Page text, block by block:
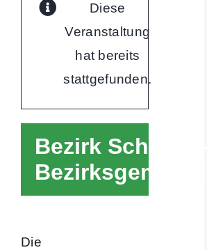
Diese
Veranstaltung
hat bereits
stattgefunden.
Bezirk Schwyz –
Bezirksgemeinde
Die